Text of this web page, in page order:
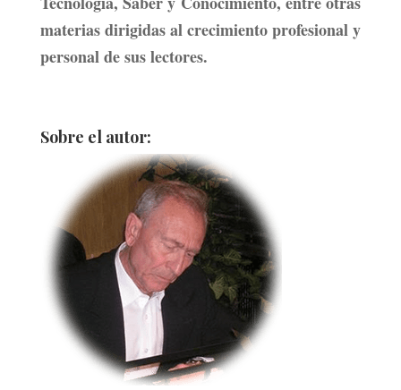
materias dirigidas al crecimiento profesional y
personal de sus lectores.
Sobre el autor: